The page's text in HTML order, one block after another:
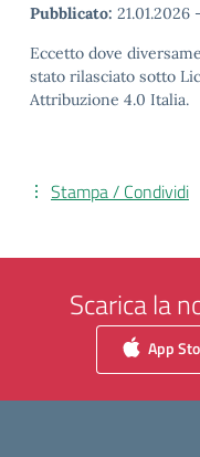
Pubblicato: 21.01.2026 -
Eccetto dove
stato rilasciato sotto
Attribuzione 4.0 Italia.
Stampa / Condividi
Scarica la
App